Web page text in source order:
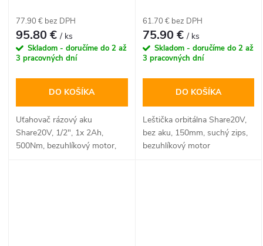
500Nm, bezuhlíkový motor
77.90 € bez DPH
95.80 €/ ks
Skladom - doručíme do 2 až
3 pracovných dní
DO KOŠÍKA
Uťahovač rázový aku
Share20V, 1/2", 1x 2Ah,
500Nm, bezuhlíkový motor,
aku a nabíjačky, 150mm,
suchý zips
61.70 € bez DPH
75.90 €/ ks
Skladom - doručíme do 2 až
3 pracovných dní
DO KOŠÍKA
Leštička orbitálna Share20V,
bez aku, 150mm, suchý zips,
bezuhlíkový motor